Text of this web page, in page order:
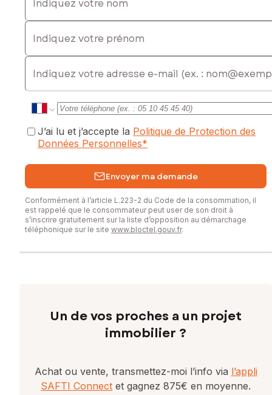
Indiquez votre prénom
E-mail
J’ai lu et j’accepte la Politique de Protection des
Données Personnelles*
Envoyer ma demande
Conformément à l’article L.223-2 du Code de la consommation, il
est rappelé que le consommateur peut user de son droit à
s’inscrire gratuitement sur la liste d’opposition au démarchage
téléphonique sur le site www.bloctel.gouv.fr.
Un de vos proches a un projet
immobilier ?
Achat ou vente, transmettez-moi l’info via l’appli
SAFTI Connect et gagnez 875€ en moyenne.